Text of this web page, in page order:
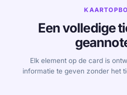
Een volledige
Elk element op de card is
informatie te geven zonder het